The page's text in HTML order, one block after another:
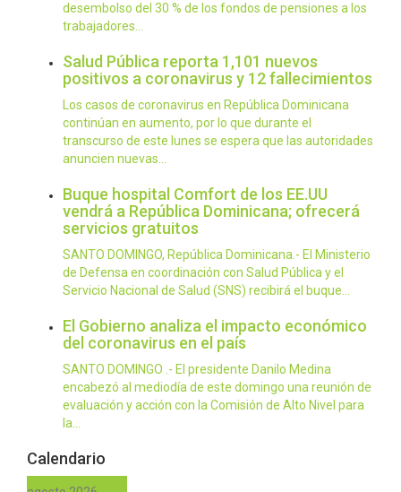
desembolso del 30 % de los fondos de pensiones a los
trabajadores…
Salud Pública reporta 1,101 nuevos
positivos a coronavirus y 12 fallecimientos
Los casos de coronavirus en República Dominicana
continúan en aumento, por lo que durante el
transcurso de este lunes se espera que las autoridades
anuncien nuevas…
Buque hospital Comfort de los EE.UU
vendrá a República Dominicana; ofrecerá
servicios gratuitos
SANTO DOMINGO, República Dominicana.- El Ministerio
de Defensa en coordinación con Salud Pública y el
Servicio Nacional de Salud (SNS) recibirá el buque…
El Gobierno analiza el impacto económico
del coronavirus en el país
SANTO DOMINGO .- El presidente Danilo Medina
encabezó al mediodía de este domingo una reunión de
evaluación y acción con la Comisión de Alto Nivel para
la…
Calendario